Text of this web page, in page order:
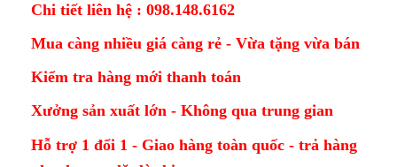
Chi tiết liên hệ : 098.148.6162
Mua càng nhiều giá càng rẻ - Vừa tặng vừa bán
Kiểm tra hàng mới thanh toán
Xưởng sản xuất lớn - Không qua trung gian
Hỗ trợ 1 đổi 1 - Giao hàng toàn quốc - trả hàng